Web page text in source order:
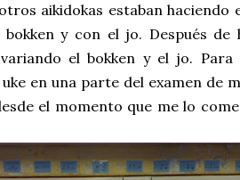
aikidokas estaban haciendo
y con el jo. Después de
el bokken y el jo.
en una parte del examen de
el momento que me lo